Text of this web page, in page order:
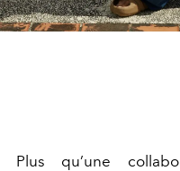
Plus qu’une